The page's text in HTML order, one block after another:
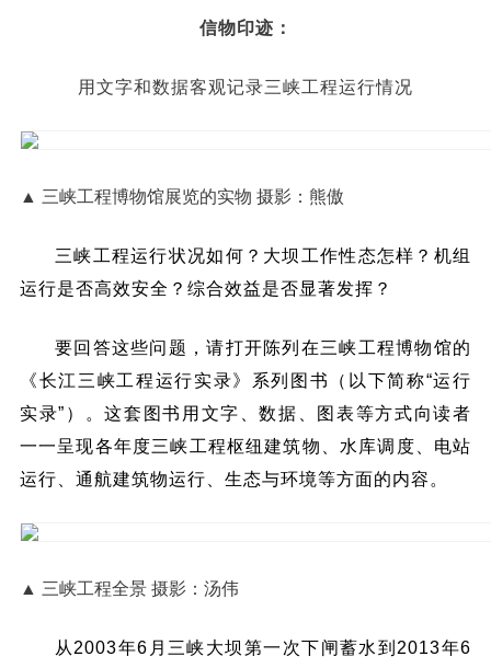
信物印迹：
用文字和数据客观记录三峡工程运行情况
▲ 三峡工程博物馆展览的实物 摄影：熊傲
三峡工程运行状况如何？大坝工作性态怎样？机组
运行是否高效安全？综合效益是否显著发挥？
要回答这些问题，请打开陈列在三峡工程博物馆的
《长江三峡工程运行实录》系列图书（以下简称“运行
实录”）。这套图书用文字、数据、图表等方式向读者
一一呈现各年度三峡工程枢纽建筑物、水库调度、电站
运行、通航建筑物运行、生态与环境等方面的内容。
▲ 三峡工程全景 摄影：汤伟
从2003年6月三峡大坝第一次下闸蓄水到2013年6